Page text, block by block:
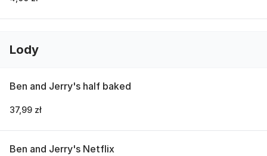
Lody
Ben and Jerry's half baked
37,99 zł
Ben and Jerry's Netflix